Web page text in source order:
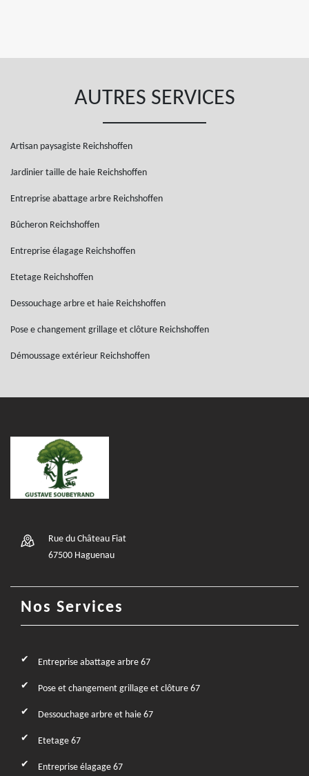
AUTRES SERVICES
Artisan paysagiste Reichshoffen
Jardinier taille de haie Reichshoffen
Entreprise abattage arbre Reichshoffen
Bûcheron Reichshoffen
Entreprise élagage Reichshoffen
Etetage Reichshoffen
Dessouchage arbre et haie Reichshoffen
Pose e changement grillage et clôture Reichshoffen
Démoussage extérieur Reichshoffen
Rue du Château Fiat
67500 Haguenau
Nos Services
Entreprise abattage arbre 67
Pose et changement grillage et clôture 67
Dessouchage arbre et haie 67
Etetage 67
Entreprise élagage 67